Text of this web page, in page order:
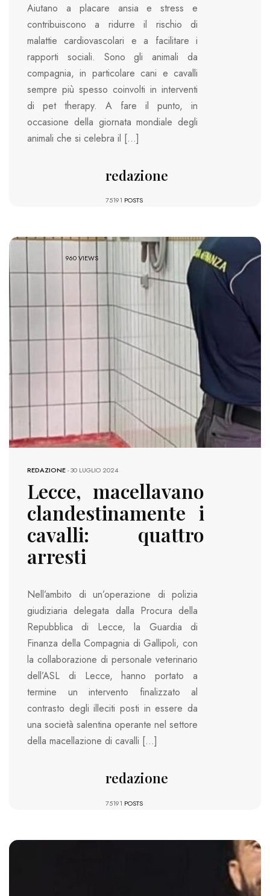
Aiutano a placare ansia e stress e
contribuiscono a ridurre il rischio di
malattie cardiovascolari e a facilitare i
rapporti sociali. Sono gli animali da
compagnia, in particolare cani e cavalli
sempre più spesso coinvolti in interventi
di pet therapy. A fare il punto, in
occasione della giornata mondiale degli
animali che si celebra il […]
redazione
75191 POSTS
960 VIEWS
REDAZIONE-30 LUGLIO 2024
Lecce, macellavano
clandestinamente i
cavalli: quattro
arresti
Nell’ambito di un’operazione di polizia
giudiziaria delegata dalla Procura della
Repubblica di Lecce, la Guardia di
Finanza della Compagnia di Gallipoli, con
la collaborazione di personale veterinario
dell’ASL di Lecce, hanno portato a
termine un intervento finalizzato al
contrasto degli illeciti posti in essere da
una società salentina operante nel settore
della macellazione di cavalli […]
redazione
75191 POSTS